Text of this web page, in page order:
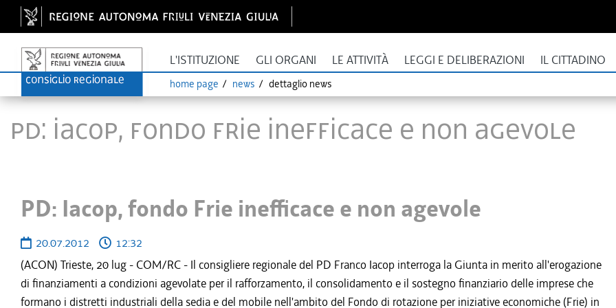
L'ISTITUZIONE GLI ORGANI LE ATTIVITÀ LEGGI E DELIBERAZIONI IL CITTADINO
home page news dettaglio news
PD: Iacop, fondo Frie inefficace e non agevole
PD: Iacop, fondo Frie inefficace e non agevole
20.07.2012
12:32
(ACON) Trieste, 20 lug - COM/RC - Il consigliere regionale del PD Franco Iacop interroga la Giunta in merito all'erogazione
di finanziamenti a condizioni agevolate per il rafforzamento, il consolidamento e il sostegno finanziario delle imprese che
formano i distretti industriali della sedia e del mobile nell'ambito del Fondo di rotazione per iniziative economiche (Frie) in